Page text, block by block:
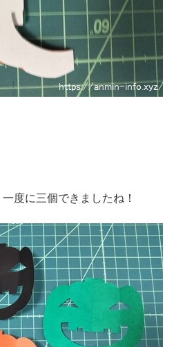
度に三個できましたね！